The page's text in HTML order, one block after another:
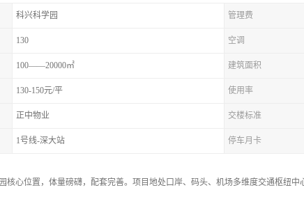
科兴科学园 管理费
130 空调
100——20000㎡ 建筑面积
130-150元/平 使用率
正中物业 交楼标准
1号线-深大站 停车月卡
核心位置，体量磅礴，配套完善。项目地处口岸、码头、机场多维度交通枢纽